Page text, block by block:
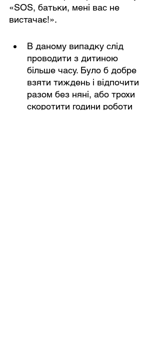
«SOS, батьки, мені вас не
вистачає!».
В даному випадку слід
проводити з дитиною
більше часу. Було б добре
взяти тиждень і відпочити
разом без няні, або трохи
скоротити години роботи